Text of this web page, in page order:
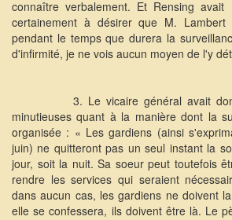
connaître verbalement. Et Rensing
certainement à désirer que M.
pendant le temps que durera la
d'infirmité, je ne vois aucun moyen de l'y
3. Le vicaire général avait
minutieuses quant à la manière dont la
organisée : « Les gardiens (ainsi
juin) ne quitteront pas un seul instant la
jour, soit la nuit. Sa soeur peut toutefois
rendre les services qui seraient
dans aucun cas, les gardiens ne doivent
elle se confessera, ils doivent être là. Le